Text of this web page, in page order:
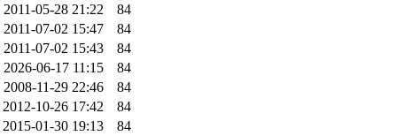
2011-05-28 21:22
84
2011-07-02 15:47
84
2011-07-02 15:43
84
2026-06-17 11:15
84
2008-11-29 22:46
84
2012-10-26 17:42
84
2015-01-30 19:13
84